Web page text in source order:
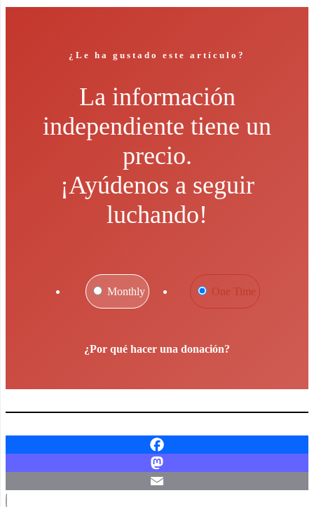
¿Le ha gustado este artículo?
La información
independiente tiene un
precio.
¡Ayúdenos a seguir
luchando!
One Time
Monthly
¿Por qué hacer una donación?
Email